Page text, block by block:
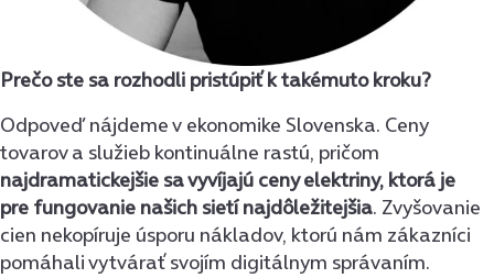
Prečo ste sa rozhodli pristúpiť k takémuto kroku?
Odpoveď nájdeme v ekonomike Slovenska. Ceny
tovarov a služieb kontinuálne rastú, pričom
najdramatickejšie sa vyvíjajú ceny elektriny, ktorá je
pre fungovanie našich sietí najdôležitejšia. Zvyšovanie
cien nekopíruje úsporu nákladov, ktorú nám zákazníci
pomáhali vytvárať svojím digitálnym správaním.